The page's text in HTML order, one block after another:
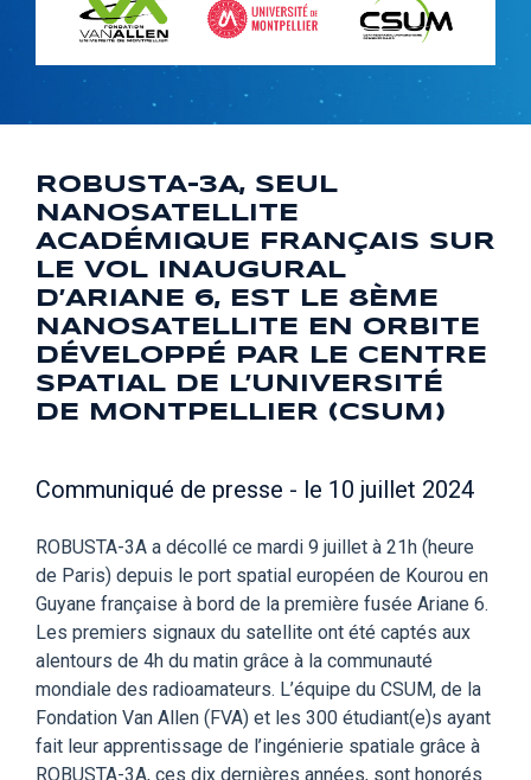
ROBUSTA-3A, SEUL
NANOSATELLITE
ACADÉMIQUE FRANÇAIS SUR
LE VOL INAUGURAL
D’ARIANE 6, EST LE 8ÈME
NANOSATELLITE EN ORBITE
DÉVELOPPÉ PAR LE CENTRE
SPATIAL DE L’UNIVERSITÉ
DE MONTPELLIER (CSUM)
Communiqué de presse - le 10 juillet 2024
ROBUSTA-3A a décollé ce mardi 9 juillet à 21h (heure
de Paris) depuis le port spatial européen de Kourou en
Guyane française à bord de la première fusée Ariane 6.
Les premiers signaux du satellite ont été captés aux
alentours de 4h du matin grâce à la communauté
mondiale des radioamateurs. L’équipe du CSUM, de la
Fondation Van Allen (FVA) et les 300 étudiant(e)s ayant
fait leur apprentissage de l’ingénierie spatiale grâce à
ROBUSTA-3A, ces dix dernières années, sont honorés